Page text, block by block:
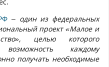
– один из федеральных
проект «Малое и
целью которого
каждому
получать необходимые